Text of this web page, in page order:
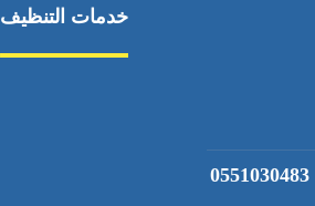
خدمات التنظيف